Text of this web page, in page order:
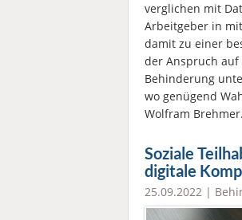
verglichen mit
Arbeitgeber in
damit zu einer
der Anspruch
Behinderung
wo genügend
Wolfram Brehmer.
Soziale
digitale
25.09.2022 |